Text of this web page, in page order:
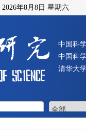
2026年8月8日 星期六
中国科
中国科
清华大